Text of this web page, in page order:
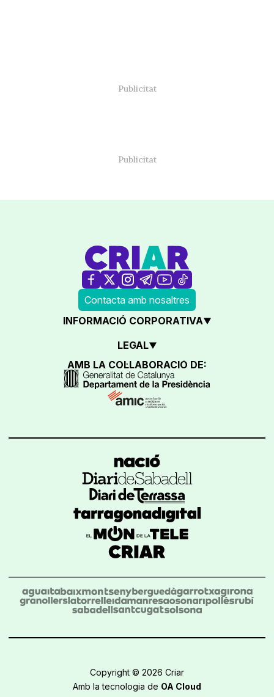
Contacta amb nosaltres
INFORMACIÓ CORPORATIVA
LEGAL
AMB LA COL·LABORACIÓ DE:
Copyright © 2026 Criar
Amb la tecnologia de OA Cloud